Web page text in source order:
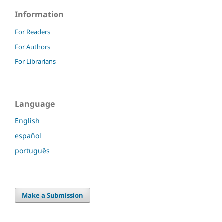
Information
For Readers
For Authors
For Librarians
Language
English
español
português
Make a Submission